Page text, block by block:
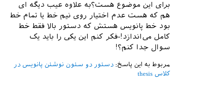
برای این موضوع هست؟به علاوه عیب دیگه ای
هم که هست عدم اختیار روی نیم خط یا تمام خط
بود خط پانویس هستش که دستور بالا فقط خط
کامل می‌اندازد!-فکر کنم این یکی را باید یک
سوال جدا کنم؟!
مربوط به این پاسخ:دستور دو ستون نوشتن پانویس در
کلاس thesis